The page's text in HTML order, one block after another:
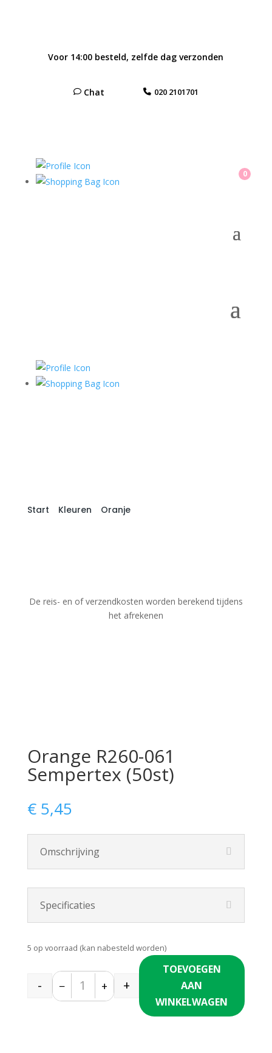
Voor 14:00 besteld, zelfde dag verzonden
Chat 020 2101701
0
Start Kleuren Oranje/ Orange R260-061
De reis- en of verzendkosten worden berekend tijdens
het afrekenen
Orange R260-061
Sempertex (50st)
€5,45
Omschrijving
Specificaties
5 op voorraad (kan nabesteld worden)
Quantity
- − + +
TOEVOEGEN
AAN
WINKELWAGEN